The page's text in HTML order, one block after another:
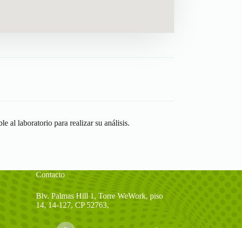
al laboratorio para realizar su análisis.
Contacto
Blv. Palmas Hill 1, Torre WeWork, piso
14, 14-127, CP 52763,